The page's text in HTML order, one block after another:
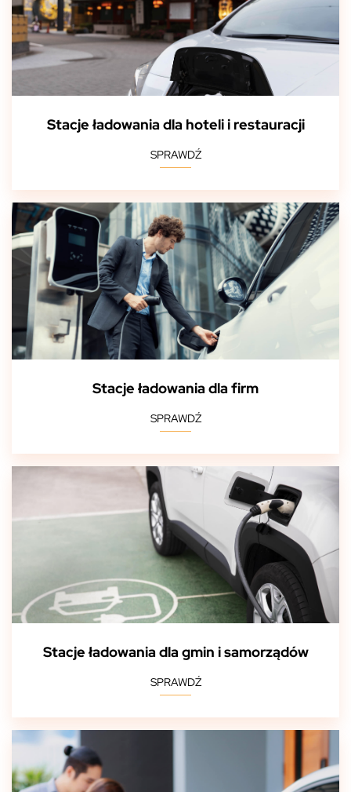
Stacje ładowania dla hoteli i restauracji
SPRAWDŹ
Stacje ładowania dla firm
SPRAWDŹ
Stacje ładowania dla gmin i samorządów
SPRAWDŹ